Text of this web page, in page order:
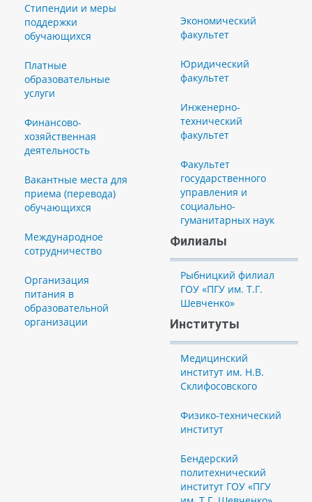
Стипендии и меры
поддержки
обучающихся
Платные
образовательные
услуги
Финансово-
хозяйственная
деятельность
Вакантные места для
приема (перевода)
обучающихся
Международное
сотрудничество
Организация
питания в
образовательной
организации
Экономический
факультет
Юридический
факультет
Инженерно-
технический
факультет
Факультет
государственного
управления и
социально-
гуманитарных наук
Филиалы
Рыбницкий филиал
ГОУ «ПГУ им. Т.Г.
Шевченко»
Институты
Медицинский
институт им. Н.В.
Склифосовского
Физико-технический
институт
Бендерский
политехнический
институт ГОУ «ПГУ